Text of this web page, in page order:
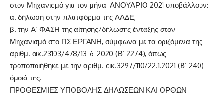
στον Μηχανισμό για τον μήνα ΙΑΝΟΥΑΡΙΟ 2021 υποβάλλουν:
α. δήλωση στην πλατφόρμα της ΑΑΔΕ,
β. την Α’ ΦΑΣΗ της αίτησης/δήλωσης ένταξης στον
Μηχανισμό στο ΠΣ ΕΡΓΑΝΗ, σύμφωνα με τα οριζόμενα της
αριθμ. οικ.23103/478/13-6-2020 (Β’ 2274), όπως
τροποποιήθηκε με την αριθμ. οικ.3297/110/22.1.2021 (Β’ 240)
όμοιά της.
ΠΡΟΘΕΣΜΙΕΣ ΥΠΟΒΟΛΗΣ ΔΗΛΩΣΕΩΝ ΚΑΙ ΟΡΘΩΝ